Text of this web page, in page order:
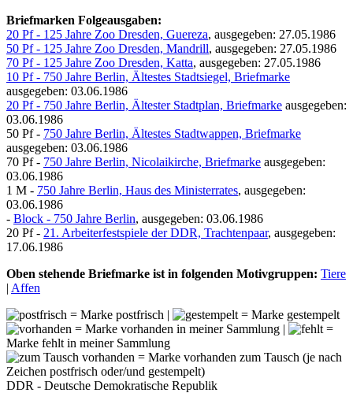
Briefmarken Folgeausgaben:
20 Pf - 125 Jahre Zoo Dresden, Guereza, ausgegeben: 27.05.1986
50 Pf - 125 Jahre Zoo Dresden, Mandrill, ausgegeben: 27.05.1986
70 Pf - 125 Jahre Zoo Dresden, Katta, ausgegeben: 27.05.1986
10 Pf - 750 Jahre Berlin, Ältestes Stadtsiegel, Briefmarke
ausgegeben: 03.06.1986
20 Pf - 750 Jahre Berlin, Ältester Stadtplan, Briefmarke ausgegeben:
03.06.1986
50 Pf - 750 Jahre Berlin, Ältestes Stadtwappen, Briefmarke
ausgegeben: 03.06.1986
70 Pf - 750 Jahre Berlin, Nicolaikirche, Briefmarke ausgegeben:
03.06.1986
1 M - 750 Jahre Berlin, Haus des Ministerrates, ausgegeben:
03.06.1986
- Block - 750 Jahre Berlin, ausgegeben: 03.06.1986
20 Pf - 21. Arbeiterfestspiele der DDR, Trachtenpaar, ausgegeben:
17.06.1986
Oben stehende Briefmarke ist in folgenden Motivgruppen: Tiere
| Affen
= Marke postfrisch |
= Marke gestempelt
= Marke vorhanden in meiner Sammlung |
=
Marke fehlt in meiner Sammlung
= Marke vorhanden zum Tausch (je nach
Zeichen postfrisch oder/und gestempelt)
DDR - Deutsche Demokratische Republik